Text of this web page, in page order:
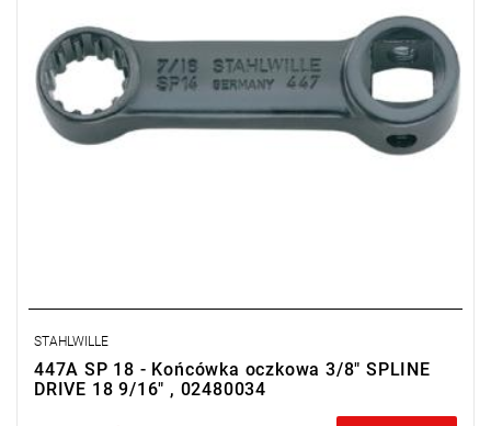
STAHLWILLE
447A SP 18 - Końcówka oczkowa 3/8" SPLINE
DRIVE 18 9/16" , 02480034